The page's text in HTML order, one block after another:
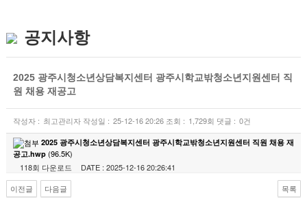
공지사항
2025 광주시청소년상담복지센터 광주시학교밖청소년지원센터 직
원 채용 재공고
작성자 : 최고관리자작성일 : 25-12-16 20:26조회 : 1,729회 댓글 : 0건
2025 광주시청소년상담복지센터 광주시학교밖청소년지원센터 직원 채용 재
공고.hwp(96.5K)
118회 다운로드
DATE : 2025-12-16 20:26:41
이전글
다음글 목록